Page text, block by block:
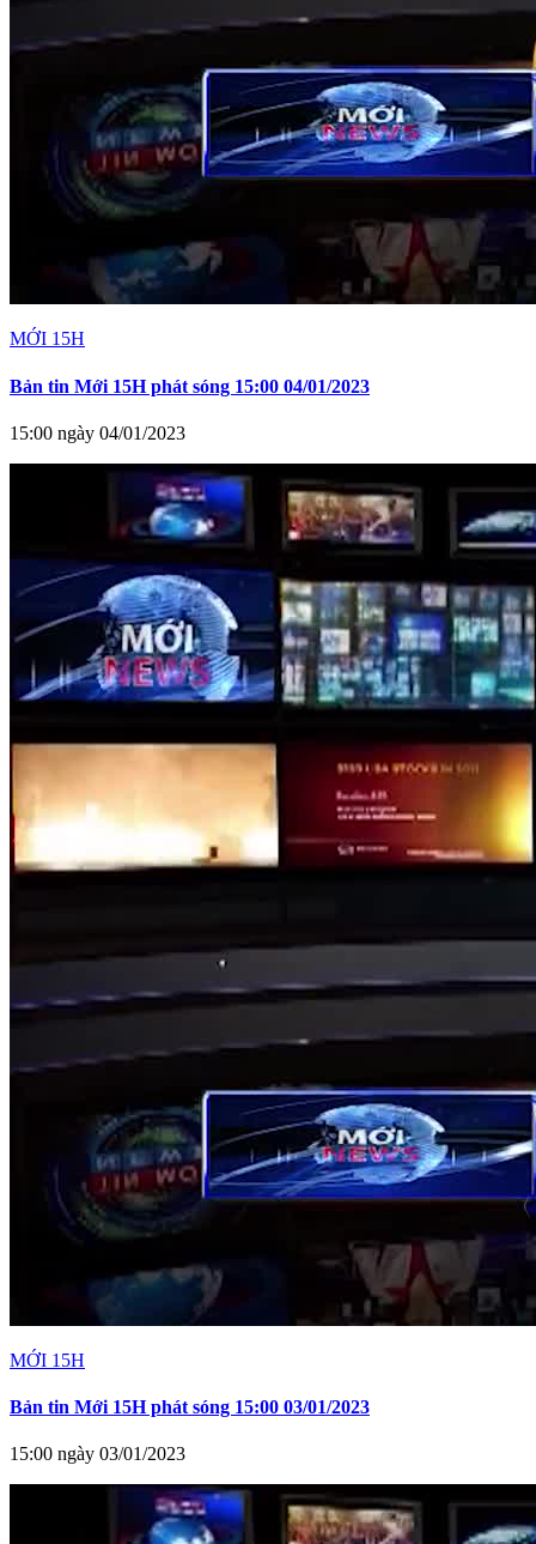
MỚI 15H
Bản tin Mới 15H phát sóng 15:00 04/01/2023
15:00 ngày 04/01/2023
MỚI 15H
Bản tin Mới 15H phát sóng 15:00 03/01/2023
15:00 ngày 03/01/2023